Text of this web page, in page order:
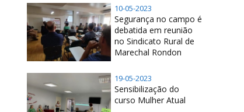
10-05-2023
Segurança no campo é
debatida em reunião
no Sindicato Rural de
Marechal Rondon
19-05-2023
Sensibilização do
curso Mulher Atual